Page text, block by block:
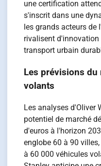
une certification
s'inscrit dans une
les grands acteurs
rivalisent d'innovation
transport urbain
Les prévisions
volants
Les analyses d'Oliver
potentiel de marché
d'euros à l'horizon
englobe 60 à 90
à 60 000 véhicules